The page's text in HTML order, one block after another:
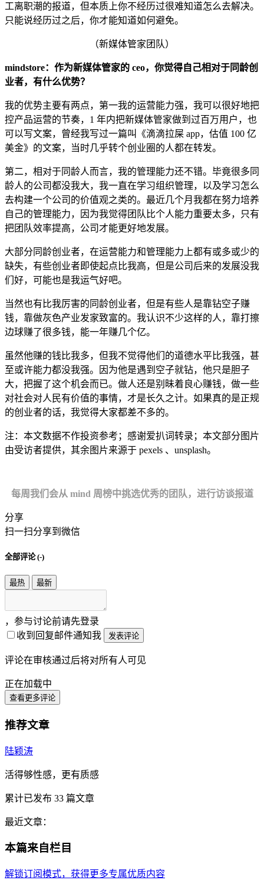
工离职潮的报道，但本质上你不经历过很难知道怎么去解决。
只能说经历过之后，你才能知道如何避免。
（新媒体管家团队）
mindstore：作为新媒体管家的 ceo，你觉得自己相对于同龄创
业者，有什么优势？
我的优势主要有两点，第一我的运营能力强，我可以很好地把
控产品运营的节奏，1 年内把新媒体管家做到过百万用户，也
可以写文案，曾经我写过一篇叫《滴滴拉屎 app，估值 100 亿
美金》的文案，当时几乎转个创业圈的人都在转发。
第二，相对于同龄人而言，我的管理能力还不错。毕竟很多同
龄人的公司都没我大，我一直在学习组织管理，以及学习怎么
去构建一个公司的价值观之类的。最近几个月我都在努力培养
自己的管理能力，因为我觉得团队比个人能力重要太多，只有
把团队效率提高，公司才能更好地发展。
大部分同龄创业者，在运营能力和管理能力上都有或多或少的
缺失，有些创业者即使起点比我高，但是公司后来的发展没我
们好，可能也是我运气好吧。
当然也有比我厉害的同龄创业者，但是有些人是靠钻空子赚
钱，靠做灰色产业发家致富的。我认识不少这样的人，靠打擦
边球赚了很多钱，能一年赚几个亿。
虽然他赚的钱比我多，但我不觉得他们的道德水平比我强，甚
至或许能力都没我强。因为他是遇到空子就钻，他只是胆子
大，把握了这个机会而已。做人还是别昧着良心赚钱，做一些
对社会对人民有价值的事情，才是长久之计。如果真的是正规
的创业者的话，我觉得大家都差不多的。
注：本文数据不作投资参考；感谢爱扒词转录；本文部分图片
由受访者提供，其余图片来源于 pexels 、unsplash。
每周我们会从 mind 周榜中挑选优秀的团队，进行访谈报道
分享
扫一扫分享到微信
全部评论 (-)
最热 最新
，参与讨论前请先登录
收到回复邮件通知我
发表评论
评论在审核通过后将对所有人可见
正在加载中
查看更多评论
推荐文章
陆颖涛
活得够性感，更有质感
累计已发布 33 篇文章
最近文章：
本篇来自栏目
解锁订阅模式，获得更多专属优质内容